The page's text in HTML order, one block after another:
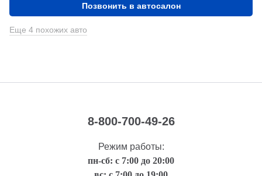
Позвонить в автосалон
Еще 4 похожих авто
8-800-700-49-26
Режим работы:
пн-сб: с 7:00 до 20:00